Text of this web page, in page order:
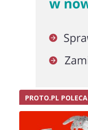
PROTO.PL POLECA